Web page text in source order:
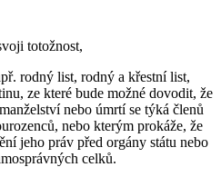
totožnost,
rodný list, rodný a křestní list,
ze které bude možné dovodit, že
nebo úmrtí se týká členů
nebo kterým prokáže, že
jeho práv před orgány státu nebo
celků.